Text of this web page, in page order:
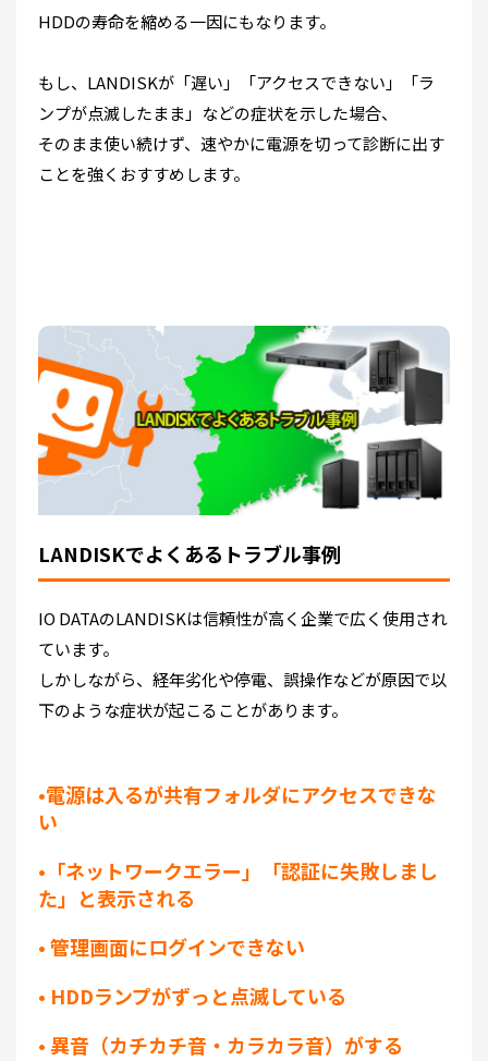
HDDの寿命を縮める一因にもなります。
もし、LANDISKが「遅い」「アクセスできない」「ラ
ンプが点滅したまま」などの症状を示した場合、
そのまま使い続けず、速やかに電源を切って診断に出す
ことを強くおすすめします。
LANDISKでよくあるトラブル事例
IO DATAのLANDISKは信頼性が高く企業で広く使用され
ています。
しかしながら、経年劣化や停電、誤操作などが原因で以
下のような症状が起こることがあります。
•電源は入るが共有フォルダにアクセスできな
い
•「ネットワークエラー」「認証に失敗しまし
た」と表示される
• 管理画面にログインできない
• HDDランプがずっと点滅している
• 異音（カチカチ音・カラカラ音）がする